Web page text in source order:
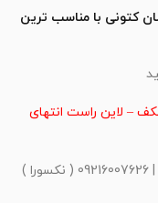
کتونی با مناسب ترین
– لاین راست انتهای
)